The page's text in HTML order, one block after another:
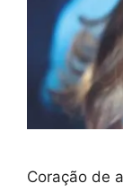
Coração de